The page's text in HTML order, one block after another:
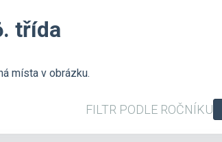
třída
místa v obrázku.
FILTR PODLE ROČNÍKU